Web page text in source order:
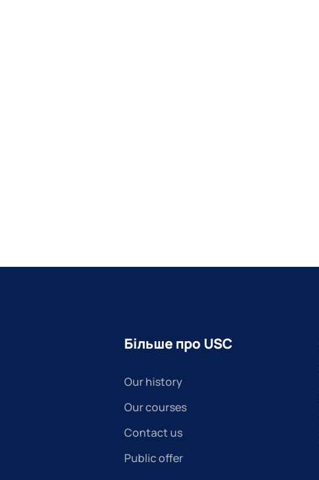
Більше про USC
Our history
Our courses
Contact us
Public offer